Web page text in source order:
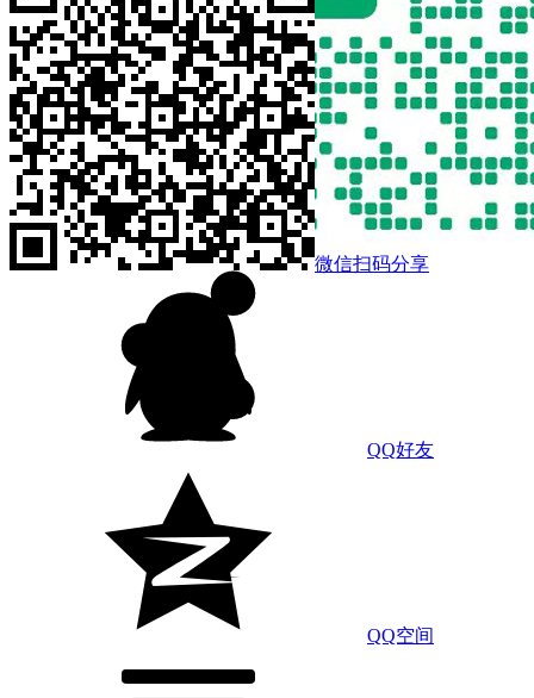
微信扫码分享
QQ好友
QQ空间